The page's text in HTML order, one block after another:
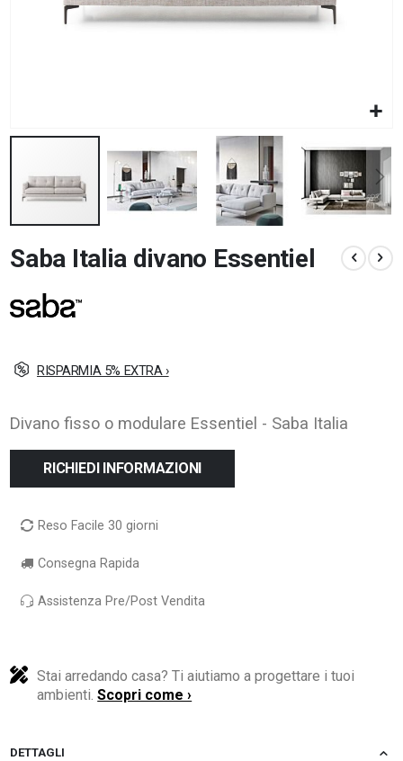
all'inizio
della
galleria
di
Saba Italia divano Essentiel
RISPARMIA 5% EXTRA ›
Divano fisso o modulare Essentiel - Saba Italia
RICHIEDI INFORMAZIONI
Reso Facile 30 giorni
Consegna Rapida
Assistenza Pre/Post Vendita
Stai arredando casa? Ti aiutiamo a progettare i tuoi
ambienti.Scopri come ›
DETTAGLI